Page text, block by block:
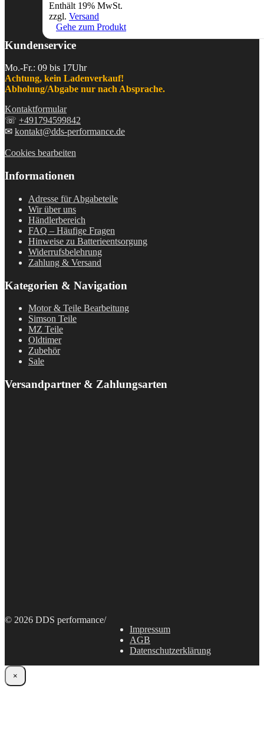
Enthält 19% MwSt.
zzgl. Versand
Gehe zum Produkt
Kundenservice
Mo.-Fr.: 09 bis 17Uhr
Achtung, kein Ladenverkauf!
Abholung/Abgabe nur nach Absprache.
Kontaktformular
☏ +491794599842
✉ kontakt@dds-performance.de
Cookies bearbeiten
Informationen
Adresse für Abgabeteile
Wir über uns
Händlerbereich
FAQ – Häufige Fragen
Hinweise zu Batterieentsorgung
Widerrufsbelehrung
Zahlung & Versand
Kategorien & Navigation
Motor & Teile Bearbeitung
Simson Teile
MZ Teile
Oldtimer
Zubehör
Sale
Versandpartner & Zahlungsarten
© 2026 DDS performance/
Impressum
AGB
Datenschutzerklärung
×